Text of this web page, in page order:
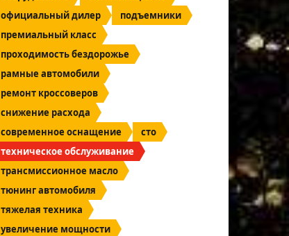
официальный дилер
подъемники
премиальный класс
проходимость бездорожье
рамные автомобили
ремонт кроссоверов
снижение расхода
современное оснащение
сто
техническое обслуживание
трансмиссионное масло
тюнинг автомобиля
тяжелая техника
увеличение мощности